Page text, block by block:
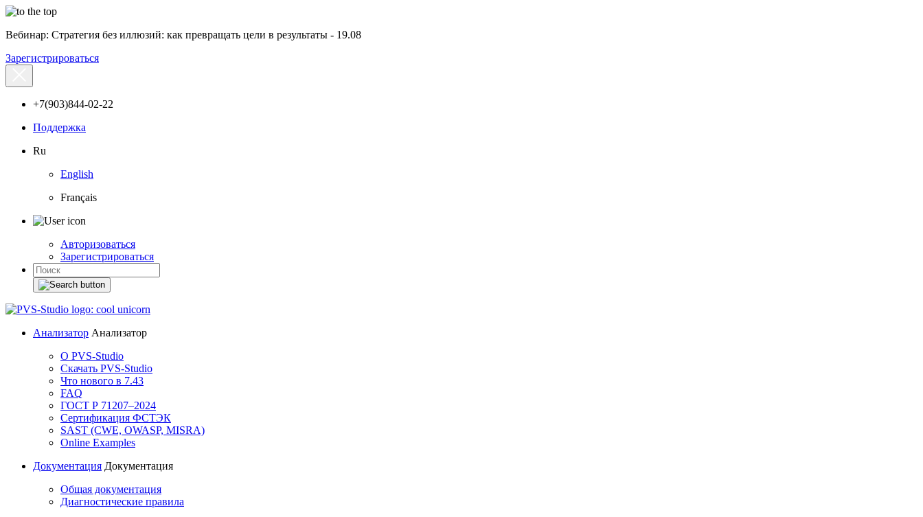
Вебинар: Стратегия без иллюзий: как превращать цели в результаты - 19.08
Зарегистрироваться
+7(903)844-02-22
Поддержка
Ru
English
Français
Авторизоваться
Зарегистрироваться
Анализатор Анализатор
О PVS-Studio
Скачать PVS-Studio
Что нового в 7.43
FAQ
ГОСТ Р 71207–2024
Сертификация ФСТЭК
SAST (CWE, OWASP, MISRA)
Online Examples
Документация Документация
Общая документация
Диагностические правила